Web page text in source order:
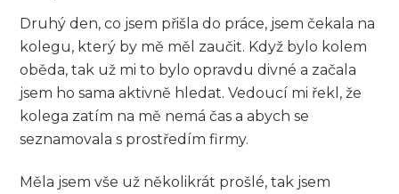
Druhý den, co jsem přišla do práce, jsem čekala na
kolegu, který by mě měl zaučit. Když bylo kolem
oběda, tak už mi to bylo opravdu divné a začala
jsem ho sama aktivně hledat. Vedoucí mi řekl, že
kolega zatím na mě nemá čas a abych se
seznamovala s prostředím firmy.
Měla jsem vše už několikrát prošlé, tak jsem